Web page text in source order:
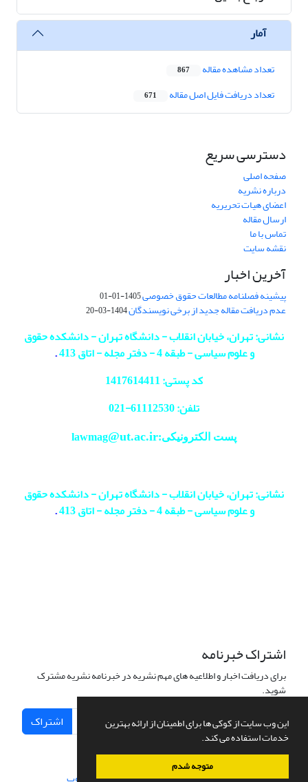
این وب سایت از کوکی ها برای اطمینان از ارائه بهترین
خدمات استفاده می کند.
متوجه شدم
آمار
تعداد مشاهده مقاله 867
تعداد دریافت فایل اصل مقاله 671
دسترسی سریع
صفحه اصلی
درباره نشریه
اعضای هیات تحریریه
ارسال مقاله
تماس با ما
نقشه سایت
آخرین اخبار
پیشینه فصلنامه مطالعات حقوق خصوصی1405-01-01
عدم دریافت مقاله جدید از برخی نویسندگان1404-03-20
نشانی: تهران، خیابان انقلاب - دانشگاه تهران - دانشکده حقوق
و علوم سیاسی - طبقه 4 - دفتر مجله - اتاق 413
.
کد پستی: 1417614411
تلفن: 61112530-
021
پست الکترونیکی:lawmag@ut.ac.ir
نشانی: تهران، خیابان انقلاب - دانشگاه تهران - دانشکده حقوق
و علوم سیاسی - طبقه 4 - دفتر مجله - اتاق 413
.
اشتراک خبرنامه
برای دریافت اخبار و اطلاعیه های مهم نشریه در خبرنامه نشریه مشترک
شوید.
اشتراک